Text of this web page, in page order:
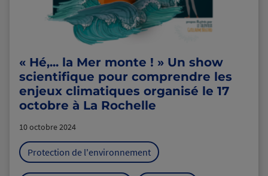
« Hé,... la Mer monte ! » Un show
scientifique pour comprendre les
enjeux climatiques organisé le 17
octobre à La Rochelle
10 octobre 2024
Protection de l'environnement